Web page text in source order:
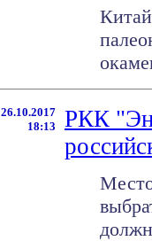
26.10.2017
18:13
РКК